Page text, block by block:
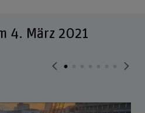
4. März 2021